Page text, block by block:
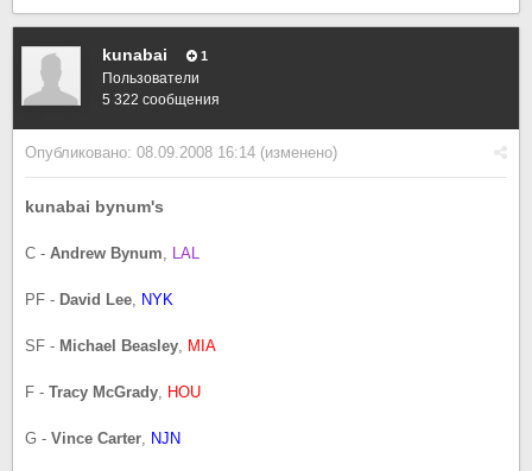
kunabai 1
Пользователи
5 322 сообщения
Опубликовано: 08.09.2008 16:14 (изменено)
kunabai bynum's
C - Andrew Bynum, LAL
PF - David Lee, NYK
SF - Michael Beasley, MIA
F - Tracy McGrady, HOU
G - Vince Carter, NJN